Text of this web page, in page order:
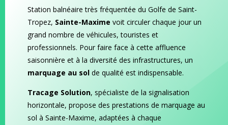
Station balnéaire très fréquentée du Golfe de Saint-
Tropez, Sainte-Maxime voit circuler chaque jour un
grand nombre de véhicules, touristes et
professionnels. Pour faire face à cette affluence
saisonnière et à la diversité des infrastructures, un
marquage au solde qualité est indispensable.
Tracage Solution, spécialiste de la signalisation
horizontale, propose des prestations de marquage au
sol à Sainte-Maxime, adaptées à chaque